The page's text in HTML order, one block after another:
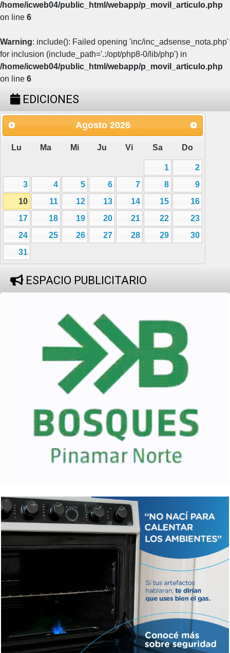
/home/icweb04/public_html/webapp/p_movil_articulo.php
on line 6
Warning: include(): Failed opening 'inc/inc_adsense_nota.php'
for inclusion (include_path='.:/opt/php8-0/lib/php') in
/home/icweb04/public_html/webapp/p_movil_articulo.php
on line 6
EDICIONES
Agosto 2026
Lu Ma Mi Ju Vi Sa Do
1
2
3
4 5 6 7 8
9
10
11 12 13 14 15
16
17
18 19 20 21 22
23
24
25 26 27 28 29
30
31
ESPACIO PUBLICITARIO